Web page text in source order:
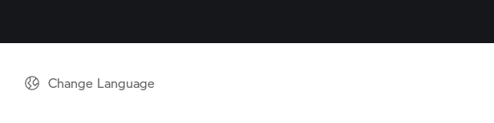
Change Language